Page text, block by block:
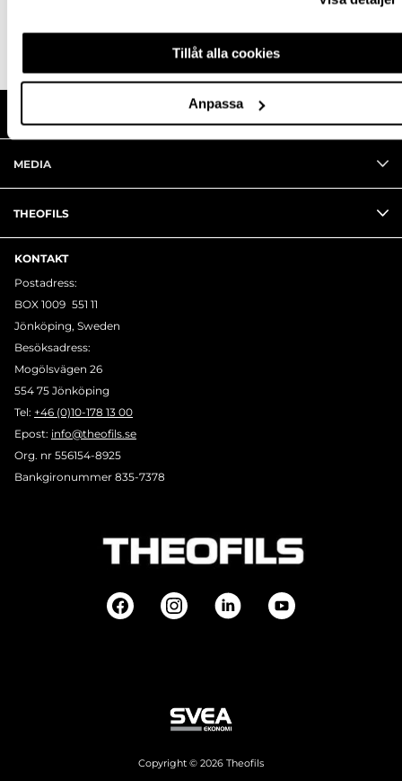
Tillåt alla cookies
Anpassa
MEDIA
THEOFILS
KONTAKT
Postadress:
BOX 1009 551 11
Jönköping, Sweden
Besöksadress:
Mogölsvägen 26
554 75 Jönköping
Tel: +46 (0)10-178 13 00
Epost: info@theofils.se
Org. nr 556154-8925
Bankgironummer 835-7378
Copyright © 2026 Theofils